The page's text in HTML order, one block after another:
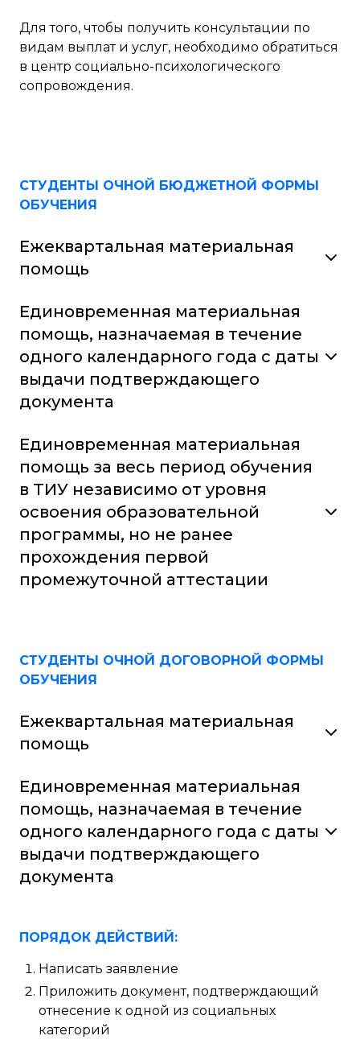
Для того, чтобы получить консультации по
видам выплат и услуг, необходимо обратиться
в центр социально-психологического
сопровождения.
СТУДЕНТЫ ОЧНОЙ БЮДЖЕТНОЙ ФОРМЫ
ОБУЧЕНИЯ
Ежеквартальная материальная
помощь
Единовременная материальная
помощь, назначаемая в течение
одного календарного года с даты
выдачи подтверждающего
документа
Единовременная материальная
помощь за весь период обучения
в ТИУ независимо от уровня
освоения образовательной
программы, но не ранее
прохождения первой
промежуточной аттестации
СТУДЕНТЫ ОЧНОЙ ДОГОВОРНОЙ ФОРМЫ
ОБУЧЕНИЯ
Ежеквартальная материальная
помощь
Единовременная материальная
помощь, назначаемая в течение
одного календарного года с даты
выдачи подтверждающего
документа
ПОРЯДОК ДЕЙСТВИЙ:
Написать заявление
Приложить документ, подтверждающий
отнесение к одной из социальных
категорий